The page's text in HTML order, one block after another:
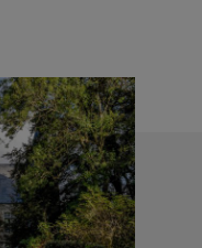
en pierre de
comme
d’entrée très
un sol en